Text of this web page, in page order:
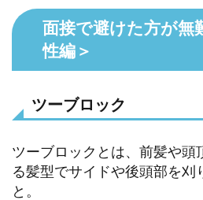
面接で避けた方が無
性編＞
ツーブロック
ツーブロックとは、前髪や頭
る髪型でサイドや後頭部を刈
と。